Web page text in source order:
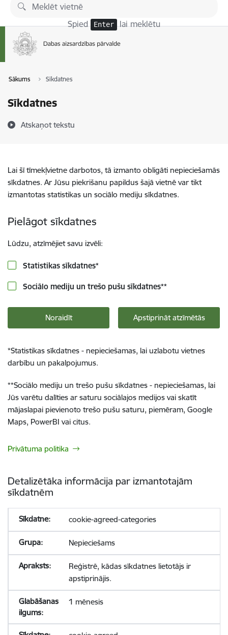
Pāriet uz lapas saturu
Spied Enter lai meklētu
Sākums Sīkdatnes
Sīkdatnes
Atskaņot tekstu
Lai šī tīmekļvietne darbotos, tā izmanto obligāti nepieciešamās
sīkdatnes. Ar Jūsu piekrišanu papildus šajā vietnē var tikt
izmantotas statistikas un sociālo mediju sīkdatnes.
Pielāgot sīkdatnes
Lūdzu, atzīmējiet savu izvēli:
Statistikas sīkdatnes*
Sociālo mediju un trešo pušu sīkdatnes**
Noraidīt Apstiprināt atzīmētās
*Statistikas sīkdatnes - nepieciešamas, lai uzlabotu vietnes
darbību un pakalpojumus.
**Sociālo mediju un trešo pušu sīkdatnes - nepieciešamas, lai
Jūs varētu dalīties ar saturu sociālajos medijos vai skatīt
mājaslapai pievienoto trešo pušu saturu, piemēram, Google
Maps, PowerBI vai citus.
Privātuma politika
Detalizētāka informācija par izmantotajām
sīkdatnēm
cookie-agreed-categories
Nepieciešams
Reģistrē, kādas sīkdatnes lietotājs ir
apstiprinājis.
1 mēnesis